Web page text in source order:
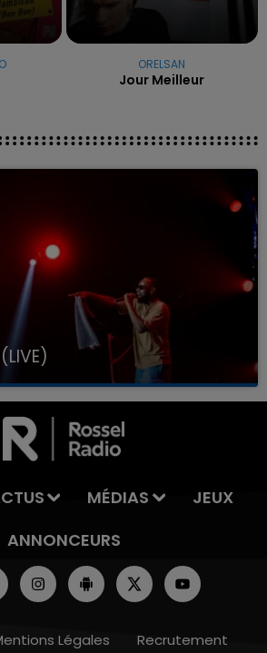
ORELSAN
Jour Meilleur
MÉDIAS
JEUX
ANNONCEURS
Légales Recrutement